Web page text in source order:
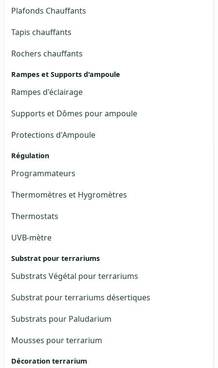
Plafonds Chauffants
Tapis chauffants
Rochers chauffants
Rampes et Supports d'ampoule
Rampes d'éclairage
Supports et Dômes pour ampoule
Protections d'Ampoule
Régulation
Programmateurs
Thermomètres et Hygromètres
Thermostats
UVB-mètre
Substrat pour terrariums
Substrats Végétal pour terrariums
Substrat pour terrariums désertiques
Substrats pour Paludarium
Mousses pour terrarium
Décoration terrarium